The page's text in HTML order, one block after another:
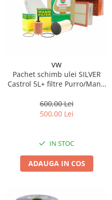
VW
Pachet schimb ulei SILVER
Castrol 5L+ filtre Purro/Mann
SKODA SEAT 1.9TDI, 2.0TDI
600,00 Lei
500,00 Lei
IN STOC
ADAUGA IN COS